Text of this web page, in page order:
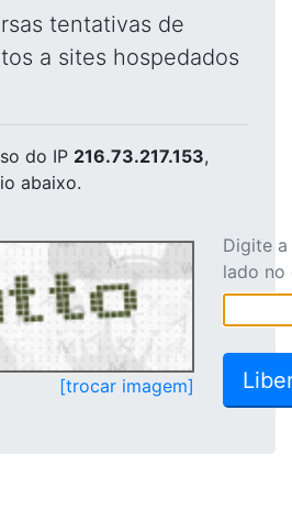
tentativas de
a sites hospedados
do IP 216.73.217.153,
abaixo.
[trocar imagem]
Digite
lado no